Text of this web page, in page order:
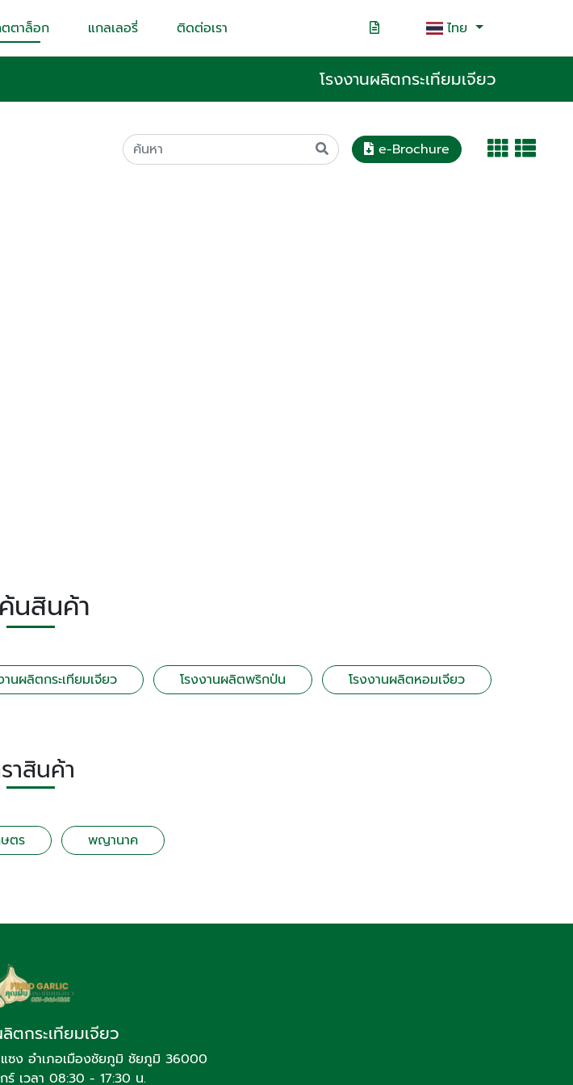
ตาล็อก แกลเลอรี่ ติดต่อเรา ไทย
โรงงานผลิตกระเทียมเจียว
e-Brochure
นสินค้า
านผลิตกระเทียมเจียว โรงงานผลิตพริกป่น โรงงานผลิตหอมเจียว
าสินค้า
ตร พญานาค
ตกระเทียมเจียว
ง อำเภอเมืองชัยภูมิ ชัยภูมิ 36000
เวลา 08:30 - 17:30 น.